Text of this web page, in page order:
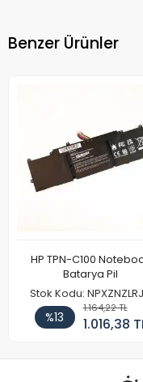
Benzer Ürünler
HP TPN-C100
Batarya Pil
Stok Kodu:
%13
1.164,22 TL
1.016,38